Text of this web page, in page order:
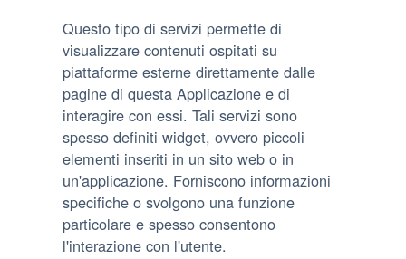
Questo tipo di servizi permette di
visualizzare contenuti ospitati su
piattaforme esterne direttamente dalle
pagine di questa Applicazione e di
interagire con essi. Tali servizi sono
spesso definiti widget, ovvero piccoli
elementi inseriti in un sito web o in
un'applicazione. Forniscono informazioni
specifiche o svolgono una funzione
particolare e spesso consentono
l'interazione con l'utente.